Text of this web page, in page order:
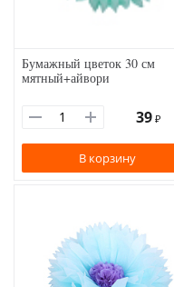
Бумажный цветок 30 см
мятный+айвори
39 ₽
В корзину